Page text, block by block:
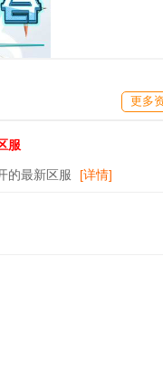
更多
服
的最新区服 [详情]